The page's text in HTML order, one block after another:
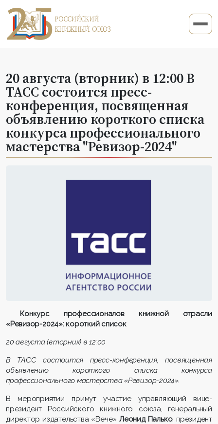
20 августа (вторник) в 12:00 В
ТАСС состоится пресс-
конференция, посвященная
объявлению короткого списка
конкурса профессионального
мастерства "Ревизор-2024"
Конкурс профессионалов книжной отрасли
«Ревизор-2024»: короткий список
20 августа (вторник) в 12:00
В ТАСС состоится пресс-конференция, посвященная
объявлению короткого списка конкурса
профессионального мастерства «Ревизор-2024».
В мероприятии примут участие управляющий вице-
президент Российского книжного союза, генеральный
директор издательства «Вече»Леонид Палько, президент